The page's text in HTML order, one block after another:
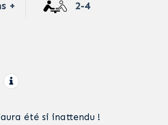
+ 2-4
été si inattendu !